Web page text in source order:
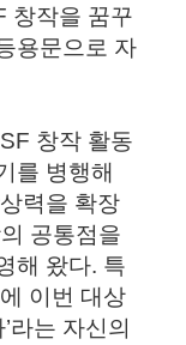
창작을 꿈꾸
용문으로 자
창작 활동
를 병행해
력을 확장
공통점을
해 왔다. 특
이번 대상
라는 자신의